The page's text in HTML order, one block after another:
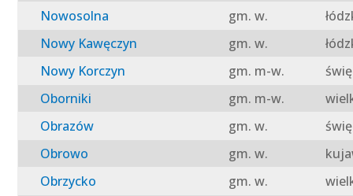
Nowosolna
gm. w.
Nowy Kawęczyn
gm. w.
Nowy Korczyn
gm. m-w.
Oborniki
gm. m-w.
Obrazów
gm. w.
Obrowo
gm. w.
Obrzycko
gm. w.